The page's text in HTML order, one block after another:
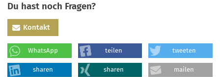
Du hast noch Fragen?
Kontakt
WhatsApp teilen tweeten
sharen sharen mailen